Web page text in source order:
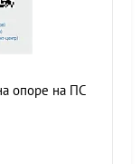
опоре на ПС